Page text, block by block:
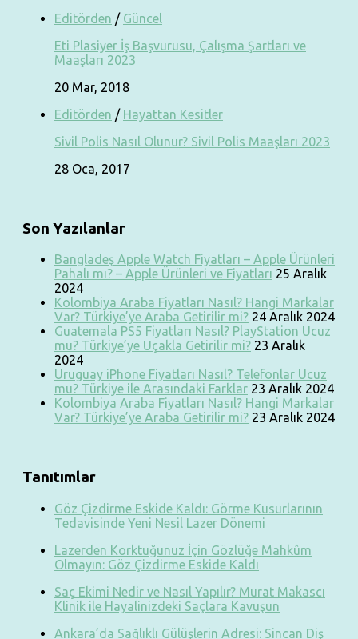
Editörden / Güncel
Eti Plasiyer İş Başvurusu, Çalışma Şartları ve
Maaşları 2023
20 Mar, 2018
Editörden / Hayattan Kesitler
Sivil Polis Nasıl Olunur? Sivil Polis Maaşları 2023
28 Oca, 2017
Son Yazılanlar
Bangladeş Apple Watch Fiyatları – Apple Ürünleri
Pahalı mı? – Apple Ürünleri ve Fiyatları 25 Aralık
2024
Kolombiya Araba Fiyatları Nasıl? Hangi Markalar
Var? Türkiye’ye Araba Getirilir mi? 24 Aralık 2024
Guatemala PS5 Fiyatları Nasıl? PlayStation Ucuz
mu? Türkiye’ye Uçakla Getirilir mi? 23 Aralık
2024
Uruguay iPhone Fiyatları Nasıl? Telefonlar Ucuz
mu? Türkiye ile Arasındaki Farklar 23 Aralık 2024
Kolombiya Araba Fiyatları Nasıl? Hangi Markalar
Var? Türkiye’ye Araba Getirilir mi? 23 Aralık 2024
Tanıtımlar
Göz Çizdirme Eskide Kaldı: Görme Kusurlarının
Tedavisinde Yeni Nesil Lazer Dönemi
Lazerden Korktuğunuz İçin Gözlüğe Mahkûm
Olmayın: Göz Çizdirme Eskide Kaldı
Saç Ekimi Nedir ve Nasıl Yapılır? Murat Makascı
Klinik ile Hayalinizdeki Saçlara Kavuşun
Ankara’da Sağlıklı Gülüşlerin Adresi: Sincan Diş